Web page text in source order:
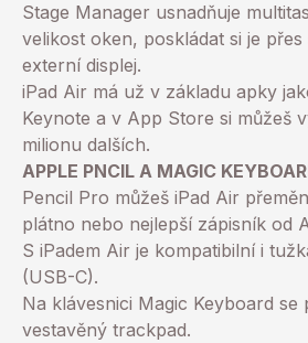
Stage Manager usnadňuje
velikost oken, poskládat si je
externí displej.
iPad Air má už v základu apky
Keynote a v App Store si můžeš
milionu dalších.
APPLE PNCIL A MAGIC
Pencil Pro můžeš iPad Air
plátno nebo nejlepší zápisník od
S iPadem Air je kompatibilní i
(USB-C).
Na klávesnici Magic Keyboard se
vestavěný trackpad.